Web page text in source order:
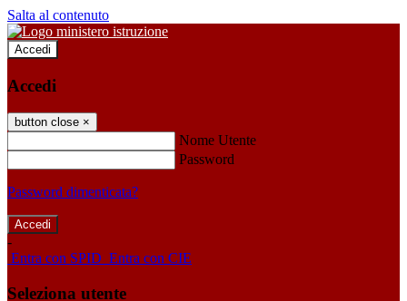
Salta al contenuto
Accedi
Accedi
button close ×
Nome Utente
Password
Password dimenticata?
-
Entra con SPID Entra con CIE
Seleziona utente